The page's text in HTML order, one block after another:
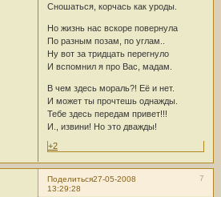
Сношаться, корчась как уроды.
Но жизнь нас вскоре повернула
По разным позам, по углам..
Ну вот за тридцать перегнуло
И вспомнил я про Вас, мадам.
В чем здесь мораль?! Её и нет.
И может ты прочтешь однажды.
Тебе здесь передам привет!!!
И., извини! Но это дважды!
+2
Поделиться 7
27-05-2008
13:29:28